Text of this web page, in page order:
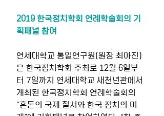
2019 한국정치학회 연례학술회의 기
획패널 참여
연세대학교 통일연구원(원장 최아진)
은 한국정치학회 주최로 12월 6일부
터 7일까지 연세대학교 새천년관에서
개최된 한국정치학회 연례학술회의
“혼돈의 국제 질서와 한국 정치의 미